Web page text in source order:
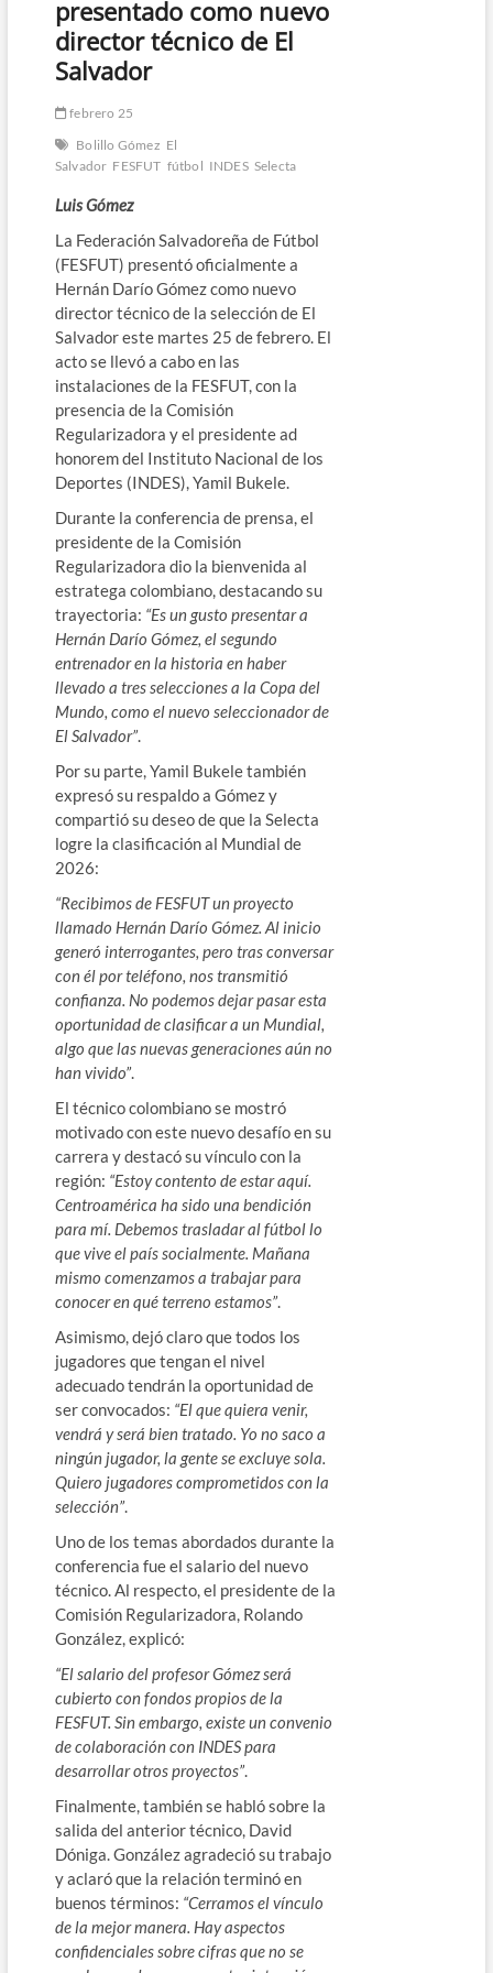
presentado como nuevo
director técnico de El
Salvador
febrero 25
Bolillo Gómez El
Salvador FESFUT fútbol INDES Selecta
Luis Gómez
La Federación Salvadoreña de Fútbol
(FESFUT) presentó oficialmente a
Hernán Darío Gómez como nuevo
director técnico de la selección de El
Salvador este martes 25 de febrero. El
acto se llevó a cabo en las
instalaciones de la FESFUT, con la
presencia de la Comisión
Regularizadora y el presidente ad
honorem del Instituto Nacional de los
Deportes (INDES), Yamil Bukele.
Durante la conferencia de prensa, el
presidente de la Comisión
Regularizadora dio la bienvenida al
estratega colombiano, destacando su
trayectoria: “Es un gusto presentar a
Hernán Darío Gómez, el segundo
entrenador en la historia en haber
llevado a tres selecciones a la Copa del
Mundo, como el nuevo seleccionador de
El Salvador”.
Por su parte, Yamil Bukele también
expresó su respaldo a Gómez y
compartió su deseo de que la Selecta
logre la clasificación al Mundial de
2026:
“Recibimos de FESFUT un proyecto
llamado Hernán Darío Gómez. Al inicio
generó interrogantes, pero tras conversar
con él por teléfono, nos transmitió
confianza. No podemos dejar pasar esta
oportunidad de clasificar a un Mundial,
algo que las nuevas generaciones aún no
han vivido”.
El técnico colombiano se mostró
motivado con este nuevo desafío en su
carrera y destacó su vínculo con la
región: “Estoy contento de estar aquí.
Centroamérica ha sido una bendición
para mí. Debemos trasladar al fútbol lo
que vive el país socialmente. Mañana
mismo comenzamos a trabajar para
conocer en qué terreno estamos”.
Asimismo, dejó claro que todos los
jugadores que tengan el nivel
adecuado tendrán la oportunidad de
ser convocados: “El que quiera venir,
vendrá y será bien tratado. Yo no saco a
ningún jugador, la gente se excluye sola.
Quiero jugadores comprometidos con la
selección”.
Uno de los temas abordados durante la
conferencia fue el salario del nuevo
técnico. Al respecto, el presidente de la
Comisión Regularizadora, Rolando
González, explicó:
“El salario del profesor Gómez será
cubierto con fondos propios de la
FESFUT. Sin embargo, existe un convenio
de colaboración con INDES para
desarrollar otros proyectos”.
Finalmente, también se habló sobre la
salida del anterior técnico, David
Dóniga. González agradeció su trabajo
y aclaró que la relación terminó en
buenos términos: “Cerramos el vínculo
de la mejor manera. Hay aspectos
confidenciales sobre cifras que no se